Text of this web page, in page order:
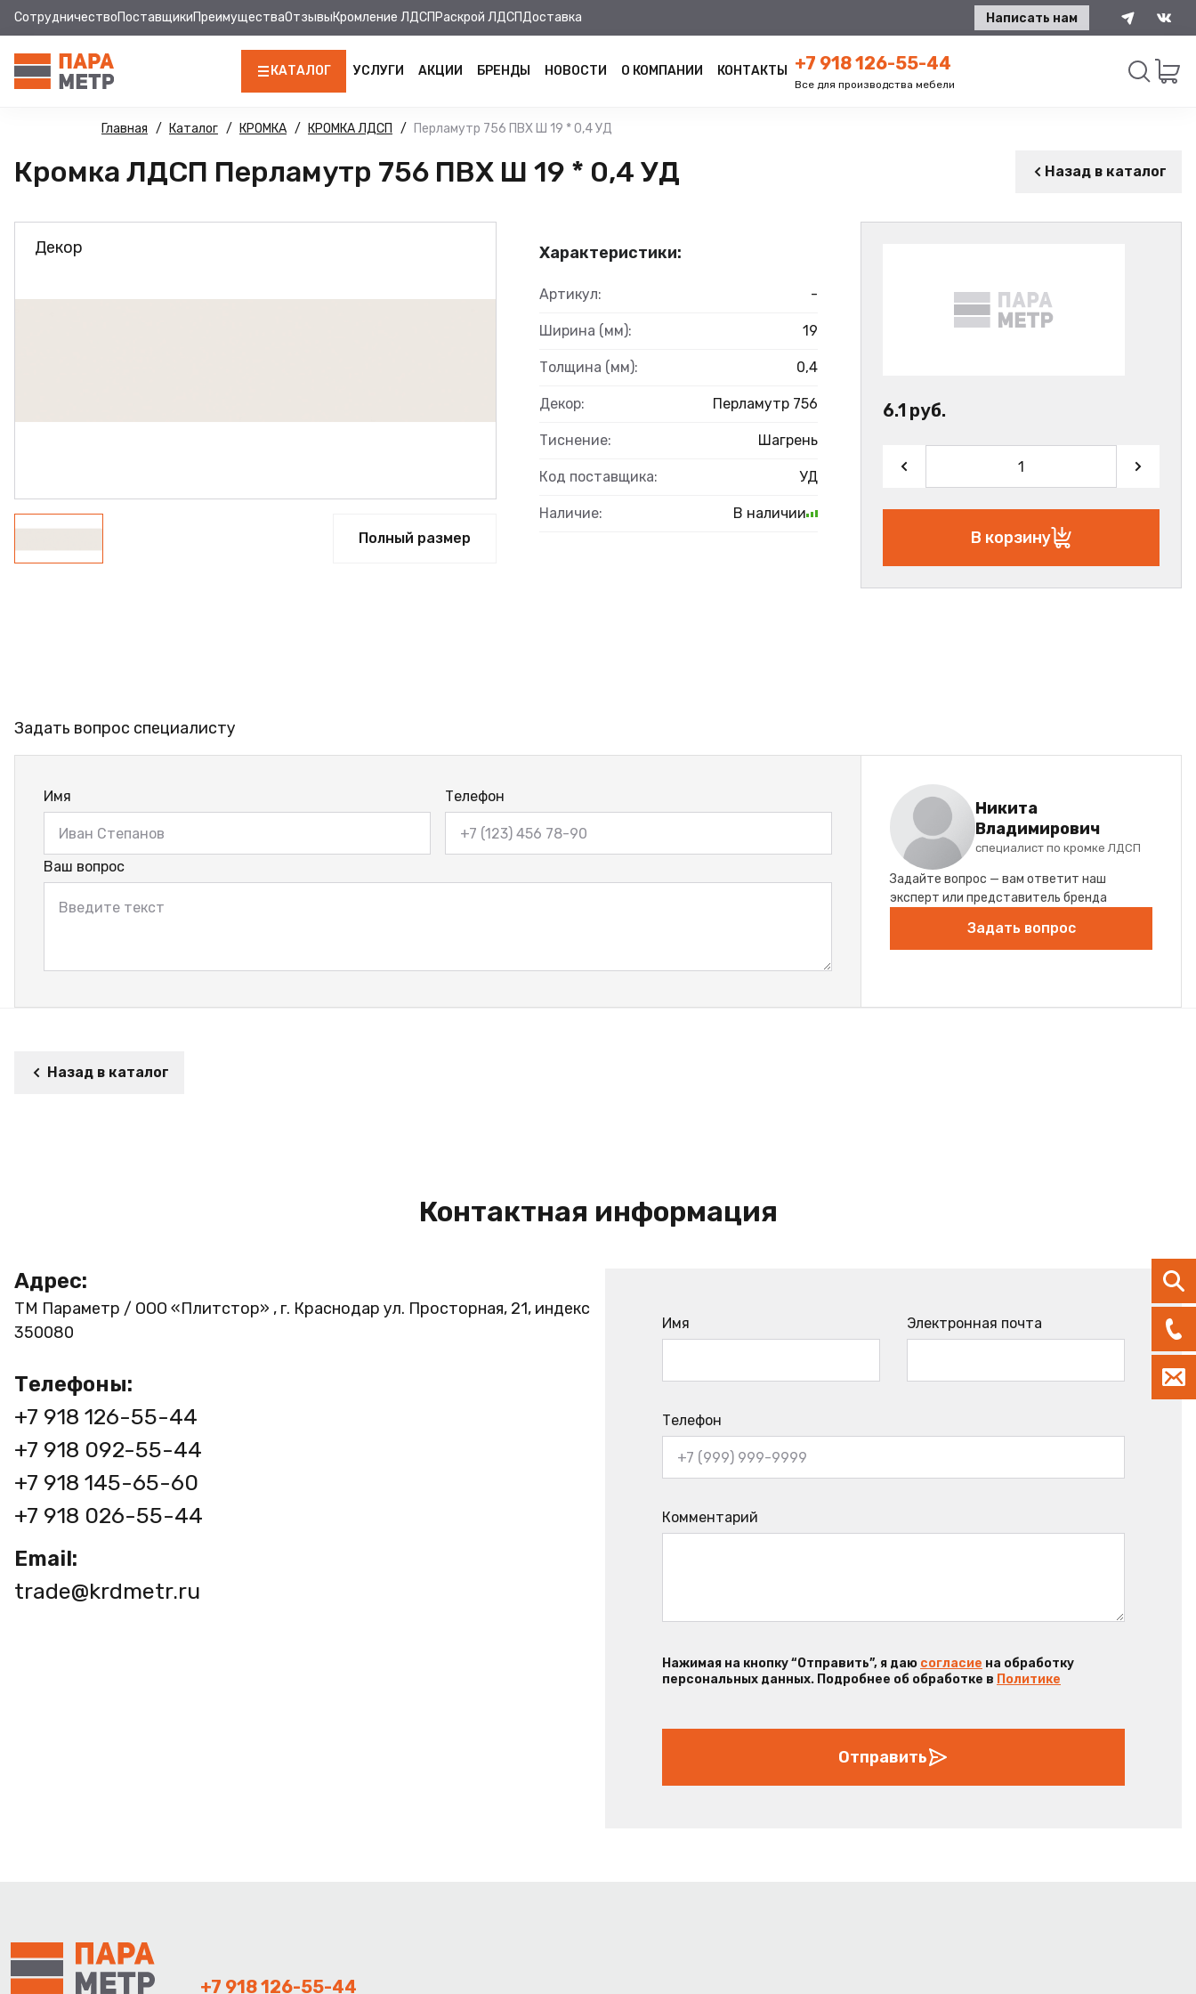
СотрудничествоПоставщикиПреимуществаОтзывыКромление ЛДСП Раскрой ЛДСПДоставка Написать нам
КАТАЛОГ
ЛДСП
КРОМКА
УСЛУГИ АКЦИИ БРЕНДЫ НОВОСТИ О КОМПАНИИ КОНТАКТЫ +7 918 126-55-44
Все для производства мебели
Главная Каталог КРОМКА КРОМКА ЛДСП Перламутр 756 ПВХ Ш 19 * 0,4 УД
Кромка ЛДСП Перламутр 756 ПВХ Ш 19 * 0,4 УД Назад в каталог
Декор
Полный размер
Характеристики:
Артикул: -
Ширина (мм): 19
Толщина (мм): 0,4
Декор: Перламутр 756
Тиснение: Шагрень
Код поставщика: УД
Наличие: В наличии
6.1 руб.
В корзину
Задать вопрос специалисту
Имя Телефон
Ваш вопрос
Никита
Владимирович
специалист по кромке ЛДСП
Задайте вопрос — вам ответит наш
эксперт или представитель бренда
Задать вопрос
Назад в каталог
Контактная информация
Адрес:
ТМ Параметр / ООО «Плитстор» , г. Краснодар ул. Просторная, 21, индекс
350080
Телефоны:
+7 918 126-55-44
+7 918 092-55-44
+7 918 145-65-60
+7 918 026-55-44
Email:
trade@krdmetr.ru
Имя Электронная почта
Телефон
Комментарий
Нажимая на кнопку “Отправить”, я даю согласие на обработку
персональных данных. Подробнее об обработке в Политике
Отправить
+7 918 126-55-44